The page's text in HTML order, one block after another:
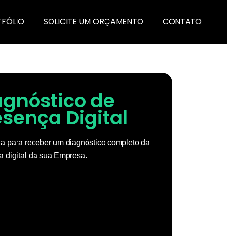
SOLICITE UM ORÇAMENTO CONTATO
de
Digital
para receber um diagnóstico completo da
digital da sua Empresa.